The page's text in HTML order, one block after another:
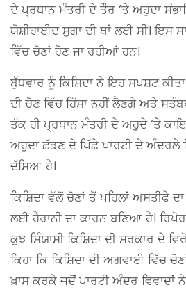
ਦੇ ਪ੍ਰਧਾਨ ਮੰਤਰੀ ਦੇ ਤੌਰ ‘ਤੇ ਅਹੁਦਾ
ਯੋਸ਼ੀਹਾਈਦ ਸੁਗਾ ਦੀ ਥਾਂ ਲਈ ਸੀ। ਇਸ
ਵਿੱਚ ਚੋਣਾਂ ਹੋਣ ਜਾ ਰਹੀਆਂ ਹਨ।
ਬੁੱਧਵਾਰ ਨੂੰ ਕਿਸ਼ਿਦਾ ਨੇ ਇਹ ਸਪਸ਼ਟ
ਦੀ ਚੋਣ ਵਿੱਚ ਹਿੱਸਾ ਨਹੀਂ ਲੈਣਗੇ ਅਤੇ
ਤੱਕ ਹੀ ਪ੍ਰਧਾਨ ਮੰਤਰੀ ਦੇ ਅਹੁਦੇ ‘ਤੇ
ਅਹੁਦਾ ਛੱਡਣ ਦੇ ਪਿੱਛੇ ਪਾਰਟੀ ਦੇ ਅੰਦਰਲੇ
ਦੱਸਿਆ ਹੈ।
ਕਿਸ਼ਿਦਾ ਵੱਲੋਂ ਚੋਣਾਂ ਤੋਂ ਪਹਿਲਾਂ ਅਸਤੀਫੇ
ਲਈ ਹੈਰਾਨੀ ਦਾ ਕਾਰਨ ਬਣਿਆ ਹੈ।
ਕੁਝ ਸਿੰਯਾਸੀ ਕਿਸ਼ਿਦਾ ਦੀ ਸਰਕਾਰ ਦੇ
ਕਿਹਾ ਕਿ ਕਿਸ਼ਿਦਾ ਦੀ ਅਗਵਾਈ ਵਿੱਚ
ਖ਼ਾਸ ਕਰਕੇ ਜਦੋਂ ਪਾਰਟੀ ਅੰਦਰ ਵਿਵਾਦਾਂ ਨੇ